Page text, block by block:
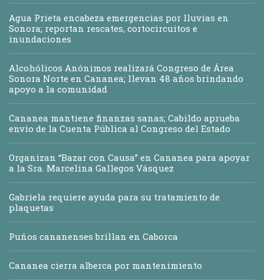
Agua Prieta encabeza emergencias por lluvias en
Sonora; reportan rescates, cortocircuitos e
inundaciones
Alcohólicos Anónimos realizará Congreso de Área
Sonora Norte en Cananea; llevan 48 años brindando
apoyo a la comunidad
Cananea mantiene finanzas sanas; Cabildo aprueba
envío de la Cuenta Pública al Congreso del Estado
Organizan “Bazar con Causa” en Cananea para apoyar
a la Sra. Marcelina Gallegos Vásquez
Gabriela requiere ayuda para su tratamiento de
plaquetas
Puños cananenses brillan en Caborca
Cananea cierra alberca por mantenimiento